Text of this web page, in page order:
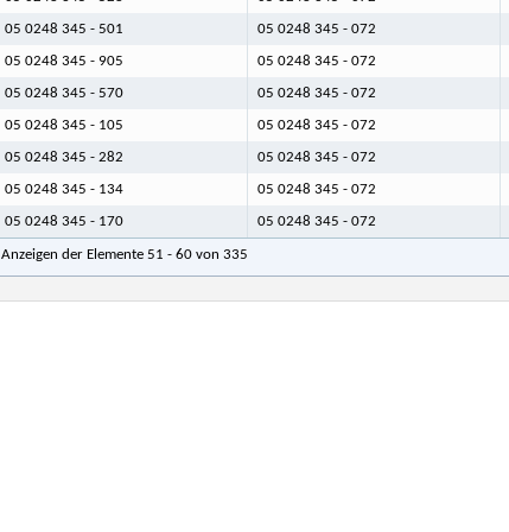
05 0248 345 - 501 05 0248 345 - 072
05 0248 345 - 905 05 0248 345 - 072
05 0248 345 - 570 05 0248 345 - 072
05 0248 345 - 105 05 0248 345 - 072
05 0248 345 - 282 05 0248 345 - 072
05 0248 345 - 134 05 0248 345 - 072
05 0248 345 - 170 05 0248 345 - 072
Anzeigen der Elemente 51 - 60 von 335